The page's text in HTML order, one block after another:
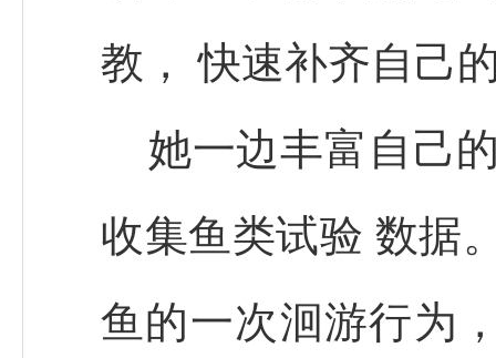
教， 快速补齐自己
她一边丰富自己
收集鱼类试验 数据
鱼的一次洄游行为